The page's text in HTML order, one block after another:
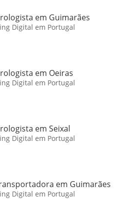
em Guimarães
Digital em Portugal
em Oeiras
Digital em Portugal
em Seixal
Digital em Portugal
em Guimarães
Digital em Portugal